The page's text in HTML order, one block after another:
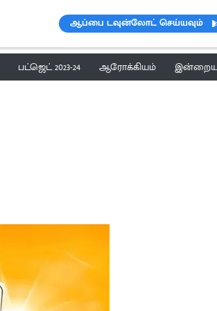
ஆப்பை டவுன்லோட் செய்யவும்
பட்ஜெட் 2023-24 ஆரோக்கியம் இன்றைய